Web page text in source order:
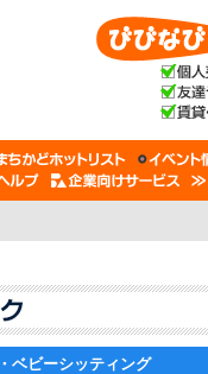
ベビーシッティング